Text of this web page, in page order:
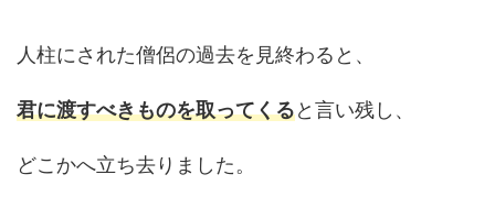
人柱にされた僧侶の過去を見終わると、
君に渡すべきものを取ってくると言い残し、
どこかへ立ち去りました。